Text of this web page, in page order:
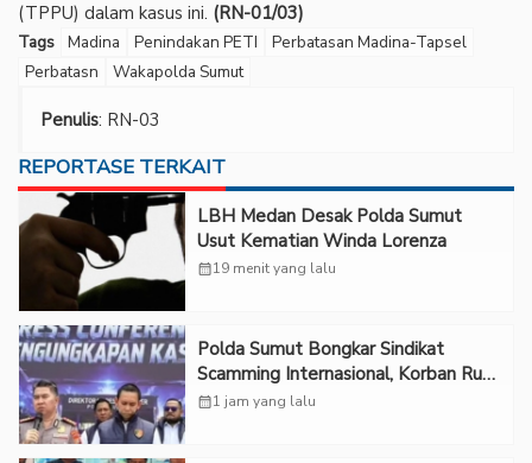
(TPPU) dalam kasus ini. (RN-01/03)
Tags Madina Penindakan PETI
Perbatasan Madina-Tapsel
Perbatasn
Wakapolda Sumut
Penulis: RN-03
REPORTASE TERKAIT
LBH Medan Desak Polda Sumut
Usut Kematian Winda Lorenza
calendar_month19 menit yang lalu
Polda Sumut Bongkar Sindikat
Scamming Internasional, Korban Rugi
Rp6,7 Miliar
calendar_month1 jam yang lalu